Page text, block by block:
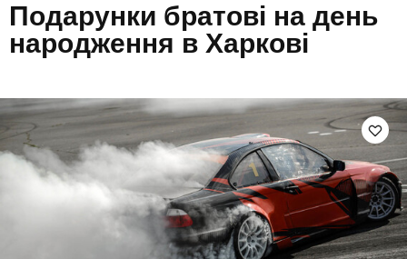
Подарунки братові на день
народження в Харкові